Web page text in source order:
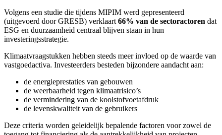
Volgens een studie die tijdens MIPIM werd gepresenteerd
(uitgevoerd door GRESB) verklaart 66% van de sectoractoren dat
ESG en duurzaamheid centraal blijven staan in hun
investeringsstrategie.
Klimaatvraagstukken hebben steeds meer invloed op de waarde van
vastgoedactiva. Investeerders besteden bijzondere aandacht aan:
de energieprestaties van gebouwen
de weerbaarheid tegen klimaatrisico’s
de vermindering van de koolstofvoetafdruk
de levenskwaliteit van de gebruikers
Deze criteria worden geleidelijk bepalende factoren voor zowel de